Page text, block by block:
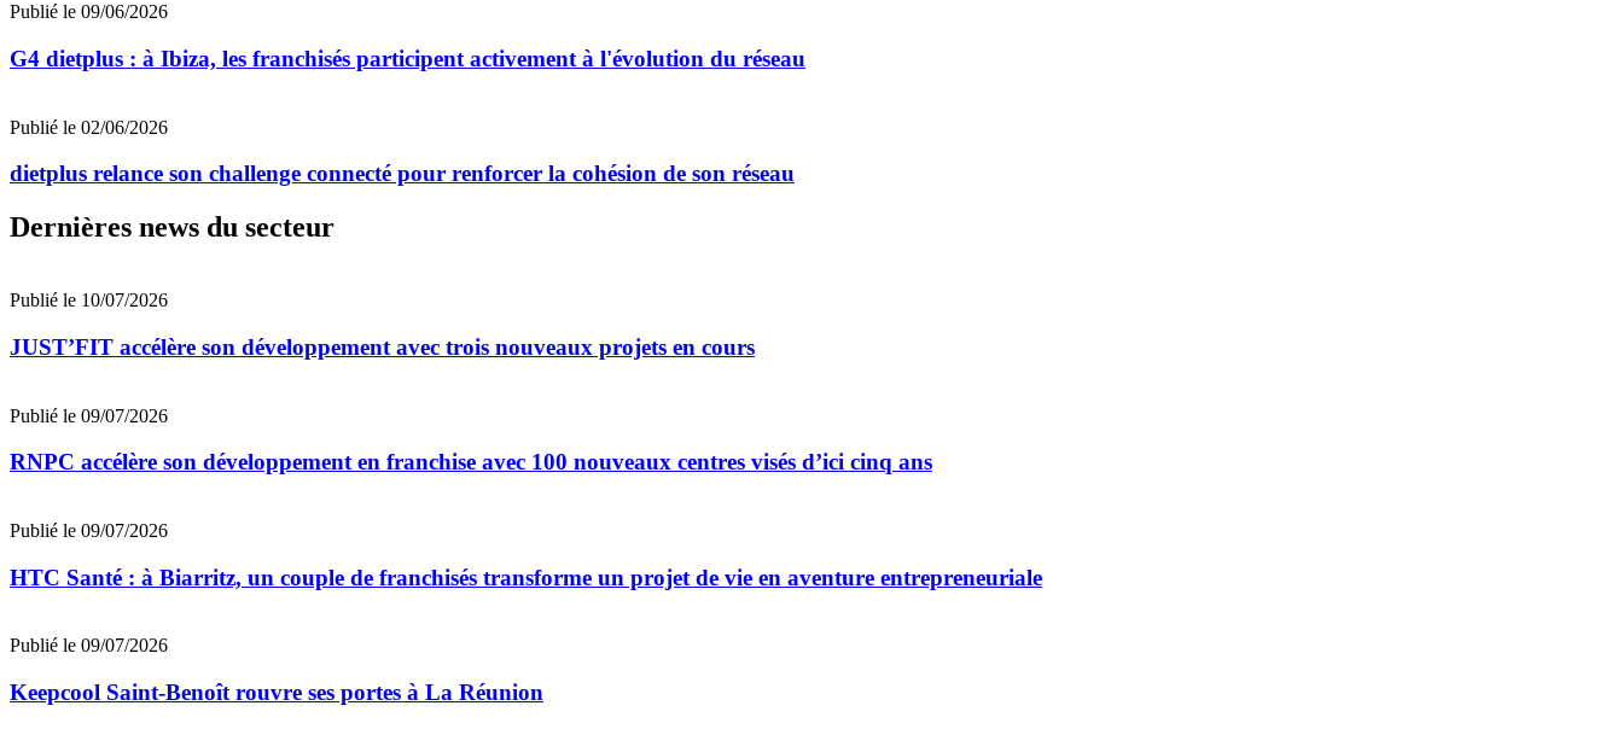
Publié le 09/06/2026
G4 dietplus : à Ibiza, les franchisés participent activement à l'évolution du réseau
Publié le 02/06/2026
dietplus relance son challenge connecté pour renforcer la cohésion de son réseau
Dernières news du secteur
Publié le 10/07/2026
JUST’FIT accélère son développement avec trois nouveaux projets en cours
Publié le 09/07/2026
RNPC accélère son développement en franchise avec 100 nouveaux centres visés d’ici cinq ans
Publié le 09/07/2026
HTC Santé : à Biarritz, un couple de franchisés transforme un projet de vie en aventure entrepreneuriale
Publié le 09/07/2026
Keepcool Saint-Benoît rouvre ses portes à La Réunion